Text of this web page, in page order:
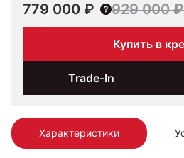
Характеристики
779 000 ₽ 929 000 ₽
Купить в
Trade-In